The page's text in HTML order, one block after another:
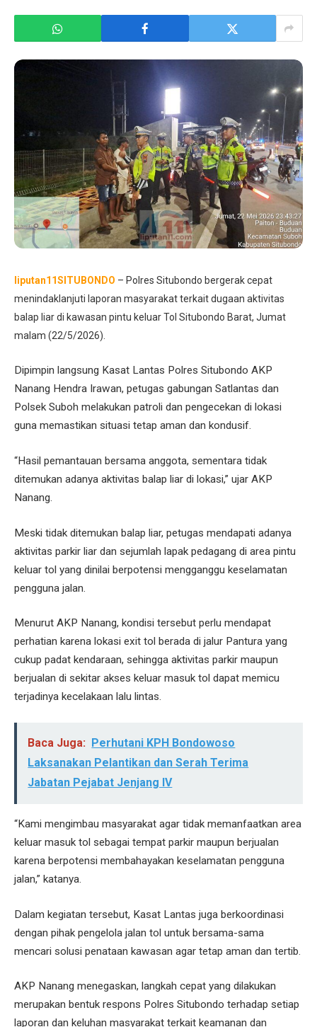
liputan11SITUBONDO – Polres Situbondo bergerak cepat
menindaklanjuti laporan masyarakat terkait dugaan aktivitas
balap liar di kawasan pintu keluar Tol Situbondo Barat, Jumat
malam (22/5/2026).
Dipimpin langsung Kasat Lantas Polres Situbondo AKP
Nanang Hendra Irawan, petugas gabungan Satlantas dan
Polsek Suboh melakukan patroli dan pengecekan di lokasi
guna memastikan situasi tetap aman dan kondusif.
“Hasil pemantauan bersama anggota, sementara tidak
ditemukan adanya aktivitas balap liar di lokasi,” ujar AKP
Nanang.
Meski tidak ditemukan balap liar, petugas mendapati adanya
aktivitas parkir liar dan sejumlah lapak pedagang di area pintu
keluar tol yang dinilai berpotensi mengganggu keselamatan
pengguna jalan.
Menurut AKP Nanang, kondisi tersebut perlu mendapat
perhatian karena lokasi exit tol berada di jalur Pantura yang
cukup padat kendaraan, sehingga aktivitas parkir maupun
berjualan di sekitar akses keluar masuk tol dapat memicu
terjadinya kecelakaan lalu lintas.
Baca Juga:
Perhutani KPH Bondowoso
Laksanakan Pelantikan dan Serah Terima
Jabatan Pejabat Jenjang IV
“Kami mengimbau masyarakat agar tidak memanfaatkan area
keluar masuk tol sebagai tempat parkir maupun berjualan
karena berpotensi membahayakan keselamatan pengguna
jalan,” katanya.
Dalam kegiatan tersebut, Kasat Lantas juga berkoordinasi
dengan pihak pengelola jalan tol untuk bersama-sama
mencari solusi penataan kawasan agar tetap aman dan tertib.
AKP Nanang menegaskan, langkah cepat yang dilakukan
merupakan bentuk respons Polres Situbondo terhadap setiap
laporan dan keluhan masyarakat terkait keamanan dan